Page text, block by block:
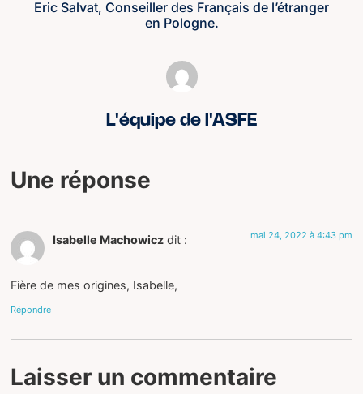
Eric Salvat, Conseiller des Français de l’étranger
en Pologne.
L'équipe de l'ASFE
Une réponse
Isabelle Machowicz dit : mai 24, 2022 à 4:43 pm
Fière de mes origines, Isabelle,
Répondre
Laisser un commentaire